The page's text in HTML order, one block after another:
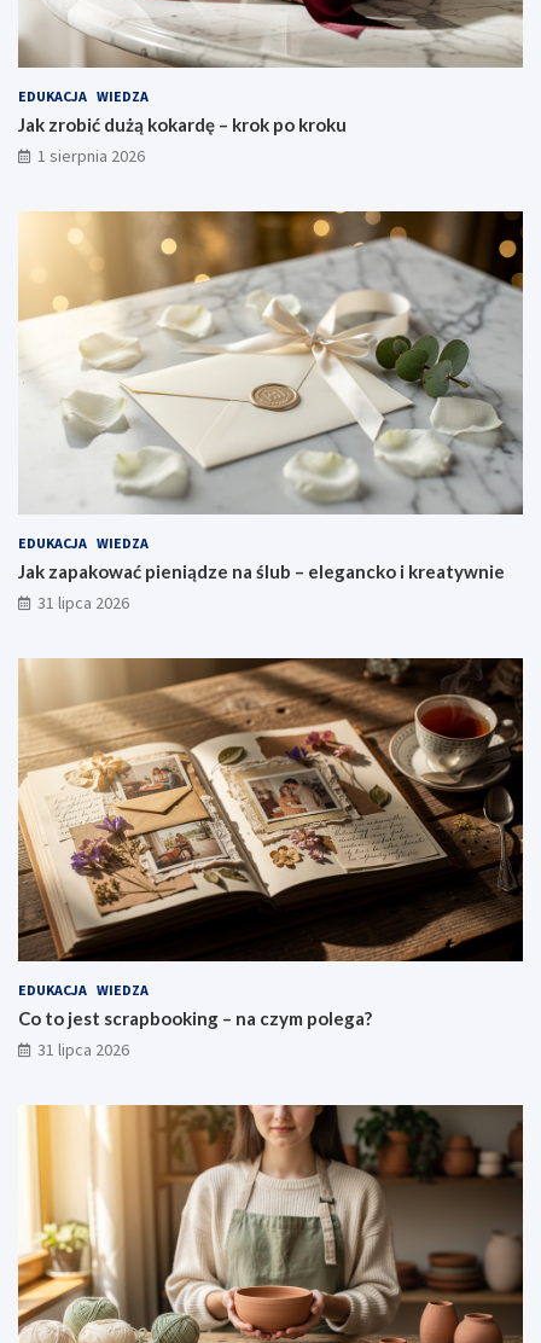
EDUKACJA WIEDZA
Jak zrobić dużą kokardę – krok po kroku
1 sierpnia 2026
EDUKACJA WIEDZA
Jak zapakować pieniądze na ślub – elegancko i kreatywnie
31 lipca 2026
EDUKACJA WIEDZA
Co to jest scrapbooking – na czym polega?
31 lipca 2026